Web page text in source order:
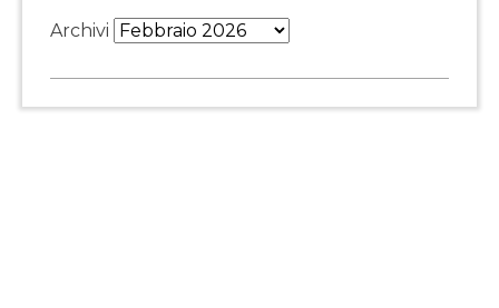
Archivi